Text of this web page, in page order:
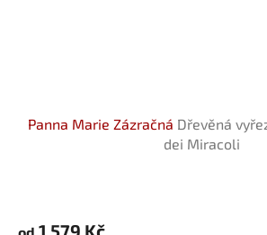
Panna Marie Zázračná Dřevěná
dei Miracoli
1 579 Kč